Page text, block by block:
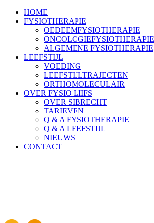
HOME
FYSIOTHERAPIE
OEDEEMFYSIOTHERAPIE
ONCOLOGIEFYSIOTHERAPIE
ALGEMENE FYSIOTHERAPIE
LEEFSTIJL
VOEDING
LEEFSTIJLTRAJECTEN
ORTHOMOLECULAIR
OVER FYSIO LIIFS
OVER SIBRECHT
TARIEVEN
Q & A FYSIOTHERAPIE
Q & A LEEFSTIJL
NIEUWS
CONTACT